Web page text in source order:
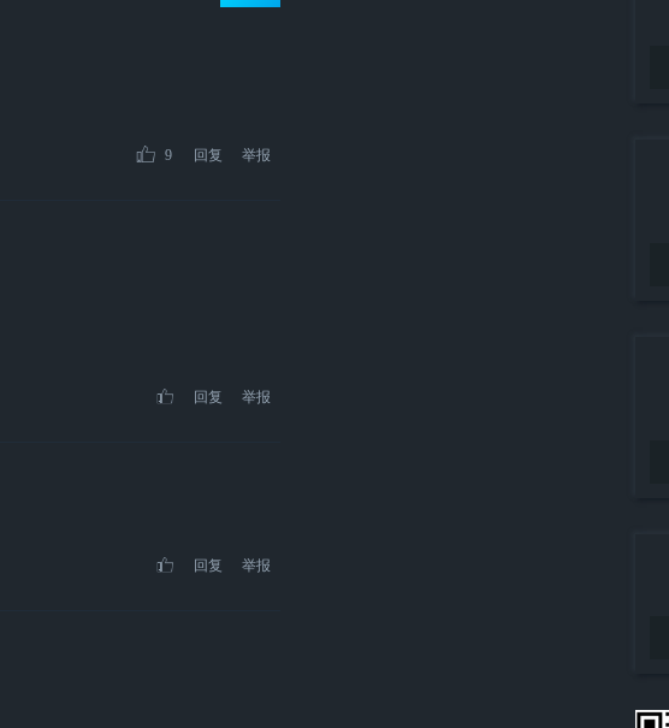
9 回复 举报
回复 举报
回复 举报